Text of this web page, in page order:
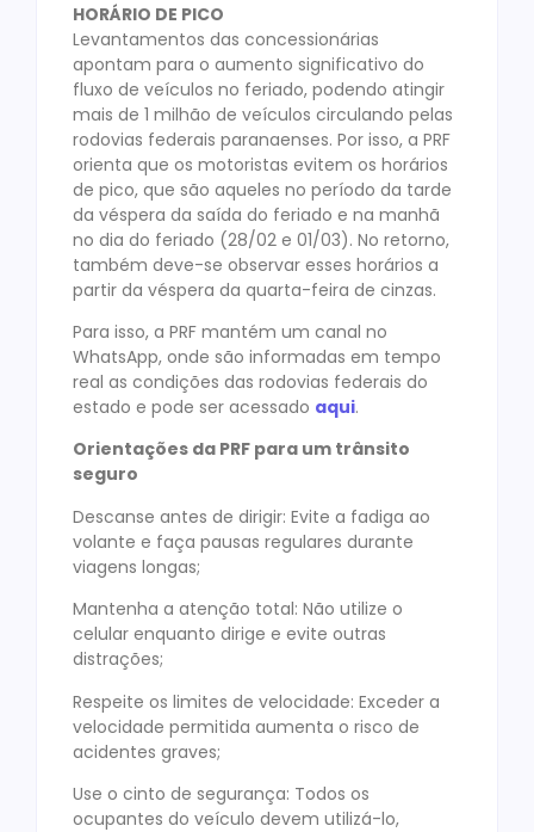
HORÁRIO DE PICO
Levantamentos das concessionárias
apontam para o aumento significativo do
fluxo de veículos no feriado, podendo atingir
mais de 1 milhão de veículos circulando pelas
rodovias federais paranaenses. Por isso, a PRF
orienta que os motoristas evitem os horários
de pico, que são aqueles no período da tarde
da véspera da saída do feriado e na manhã
no dia do feriado (28/02 e 01/03). No retorno,
também deve-se observar esses horários a
partir da véspera da quarta-feira de cinzas.
Para isso, a PRF mantém um canal no
WhatsApp, onde são informadas em tempo
real as condições das rodovias federais do
estado e pode ser acessado aqui.
Orientações da PRF para um trânsito
seguro
Descanse antes de dirigir: Evite a fadiga ao
volante e faça pausas regulares durante
viagens longas;
Mantenha a atenção total: Não utilize o
celular enquanto dirige e evite outras
distrações;
Respeite os limites de velocidade: Exceder a
velocidade permitida aumenta o risco de
acidentes graves;
Use o cinto de segurança: Todos os
ocupantes do veículo devem utilizá-lo,